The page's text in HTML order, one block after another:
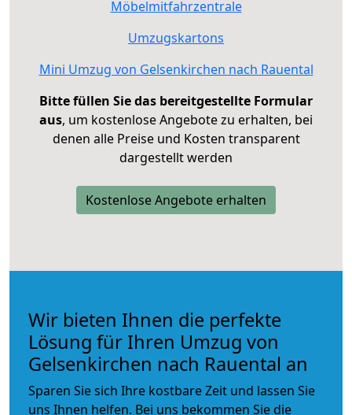
Möbelmitfahrzentrale
Umzugskartons
Mini Umzug von Gelsenkirchen nach Rauental
Bitte füllen Sie das bereitgestellte Formular
aus, um kostenlose Angebote zu erhalten, bei
denen alle Preise und Kosten transparent
dargestellt werden
Kostenlose Angebote erhalten
Wir bieten Ihnen die perfekte
Lösung für Ihren Umzug von
Gelsenkirchen nach Rauental an
Sparen Sie sich Ihre kostbare Zeit und lassen Sie
uns Ihnen helfen. Bei uns bekommen Sie die